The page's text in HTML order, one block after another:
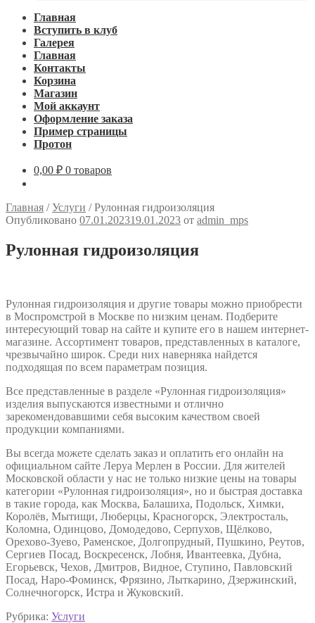
Главная
Вступить в клуб
Галерея
Главная
Контакты
Корзина
Магазин
Мой аккаунт
Оформление заказа
Пример страницы
Протон
0,00 ₽ 0 товаров
Главная /Услуги /Рулонная гидроизоляция
Опубликовано 07.01.202319.01.2023 от admin_mps
Рулонная гидроизоляция
Рулонная гидроизоляция и другие товары можно приобрести
в Моспромстрой в Москве по низким ценам. Подберите
интересующий товар на сайте и купите его в нашем интернет-
магазине. Ассортимент товаров, представленных в каталоге,
чрезвычайно широк. Среди них наверняка найдется
подходящая по всем параметрам позиция.
Все представленные в разделе «Рулонная гидроизоляция»
изделия выпускаются известными и отлично
зарекомендовавшими себя высоким качеством своей
продукции компаниями.
Вы всегда можете сделать заказ и оплатить его онлайн на
официальном сайте Леруа Мерлен в России. Для жителей
Московской области у нас не только низкие цены на товары
категории «Рулонная гидроизоляция», но и быстрая доставка
в такие города, как Москва, Балашиха, Подольск, Химки,
Королёв, Мытищи, Люберцы, Красногорск, Электросталь,
Коломна, Одинцово, Домодедово, Серпухов, Щёлково,
Орехово-Зуево, Раменское, Долгопрудный, Пушкино, Реутов,
Сергиев Посад, Воскресенск, Лобня, Ивантеевка, Дубна,
Егорьевск, Чехов, Дмитров, Видное, Ступино, Павловский
Посад, Наро-Фоминск, Фрязино, Лыткарино, Дзержинский,
Солнечногорск, Истра и Жуковский.
Рубрика: Услуги